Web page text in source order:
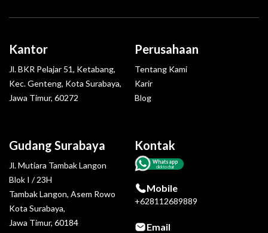
Gudang Surabaya
Jl. Mutiara Tambak Langon
Blok I / 23H
Tambak Langon, Asem Rowo
Kota Surabaya,
Jawa Timur, 60184
Kantor
Jl. BKR Pelajar 51, Ketabang,
Kec. Genteng, Kota Surabaya,
Jawa Timur, 60272
Kontak
Whatsapp
click to chat
Mobile
+628112689889
Email
Perusahaan
Tentang Kami
Karir
Blog